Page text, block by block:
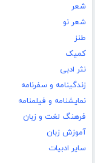
شعر
شعر نو
طنز
کمیک
نثر ادبی
زندگینامه و سفرنامه
نمایشنامه و فیلمنامه
فرهنگ لغت و زبان
آموزش زبان
سایر ادبیات